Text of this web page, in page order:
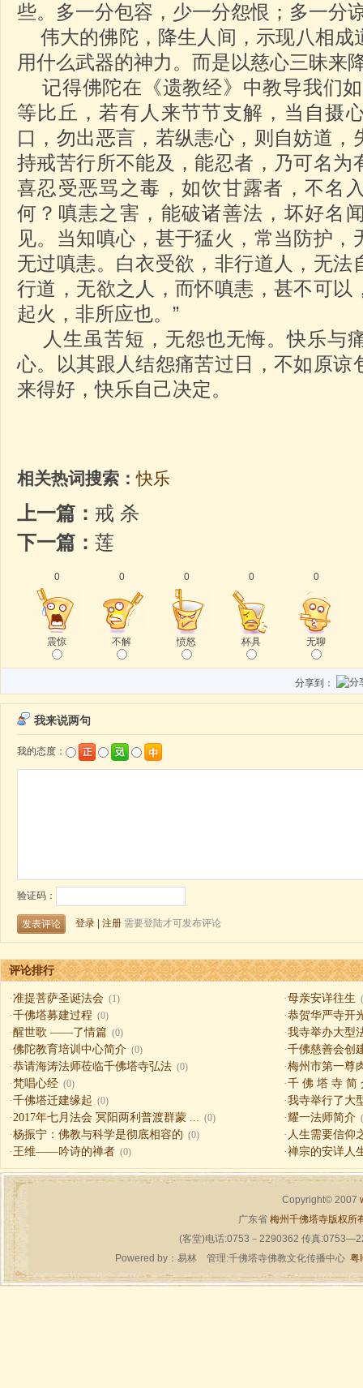
些。多一分包容，少一分怨恨；多一分
伟大的佛陀，降生人间，示现八相成
用什么武器的神力。而是以慈心三昧来
记得佛陀在《遗教经》中教导我们
等比丘，若有人来节节支解，当自摄
口，勿出恶言，若纵恚心，则自妨道，
持戒苦行所不能及，能忍者，乃可名为
喜忍受恶骂之毒，如饮甘露者，不名
何？嗔恚之害，能破诸善法，坏好名
见。当知嗔心，甚于猛火，常当防护，
无过嗔恚。白衣受欲，非行道人，无法
行道，无欲之人，而怀嗔恚，甚不可以
起火，非所应也。”
人生虽苦短，无怨也无悔。快乐与
心。以其跟人结怨痛苦过日，不如原谅
来得好，快乐自己决定。
相关热词搜索：快乐
上一篇： 戒 杀
下一篇： 莲
0
震惊
0
不解
0
愤怒
0
杯具
0
无聊
分享到：
评论排行
·准提菩萨圣诞法会 (1) ·母亲安详往生
·千佛塔募建过程 (0) ·恭贺华严寺开
·醒世歌 ——了情篇 (0) ·我寺举办大型
·佛陀教育培训中心简介 (0) ·千佛慈善会创
·恭请海涛法师莅临千佛塔寺弘法 (0) ·梅州市第一尊
·梵唱心经 (0) ·千 佛 塔 寺 简
·千佛塔迁建缘起 (0) ·我寺举行了大
·2017年七月法会 冥阳两利普渡群蒙 ... (0) ·耀一法师简介
·杨振宁：佛教与科学是彻底相容的 (0) · 人生需要信仰
·王维——吟诗的禅者 (0) ·禅宗的安详人
Copyright© 2007
广东省 梅州千佛塔寺版权所
(客堂)电话:0753－2290362 传真
Powered by： 易林管理:千佛塔寺佛教文化传播中心 粤